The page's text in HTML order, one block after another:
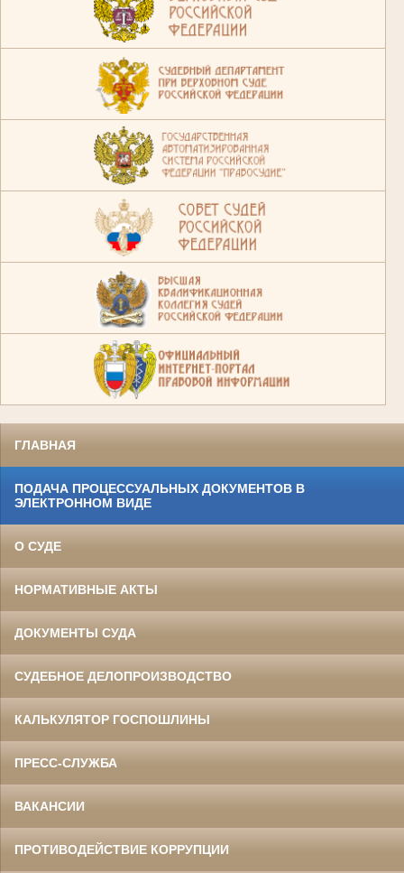
ГЛАВНАЯ
ПОДАЧА ПРОЦЕССУАЛЬНЫХ ДОКУМЕНТОВ В
ЭЛЕКТРОННОМ ВИДЕ
О СУДЕ
НОРМАТИВНЫЕ АКТЫ
ДОКУМЕНТЫ СУДА
СУДЕБНОЕ ДЕЛОПРОИЗВОДСТВО
КАЛЬКУЛЯТОР ГОСПОШЛИНЫ
ПРЕСС-СЛУЖБА
ВАКАНСИИ
ПРОТИВОДЕЙСТВИЕ КОРРУПЦИИ